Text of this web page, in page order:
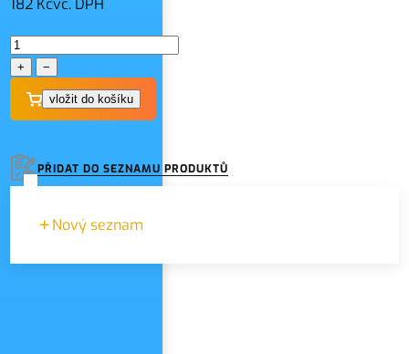
182 Kčvč. DPH
+ −
PŘIDAT DO SEZNAMU PRODUKTŮ
Nový seznam
Zadejte název seznamu